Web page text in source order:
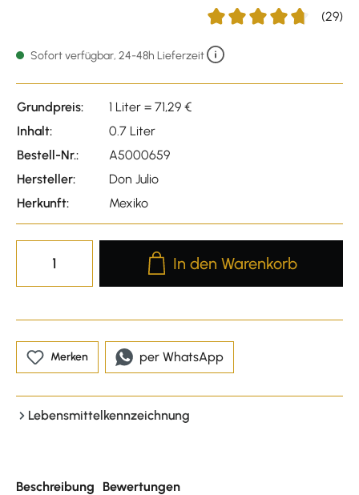
(29)
Sofort verfügbar, 24-48h Lieferzeit
Grundpreis:
1 Liter = 71,29 €
Inhalt:
0.7 Liter
Bestell-Nr.:
A5000659
Hersteller:
Don Julio
Herkunft:
Mexiko
Produkt Anzahl: Gib den
In den Warenkorb
Merken per WhatsApp
Lebensmittelkennzeichnung
Beschreibung Bewertungen